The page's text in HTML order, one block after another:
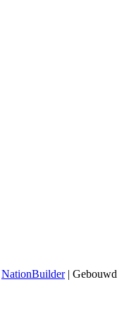
NationBuilder| Gebouwd